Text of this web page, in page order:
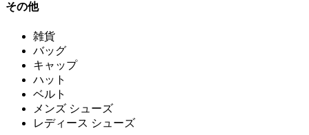
その他
雑貨
バッグ
キャップ
ハット
ベルト
メンズ シューズ
レディース シューズ